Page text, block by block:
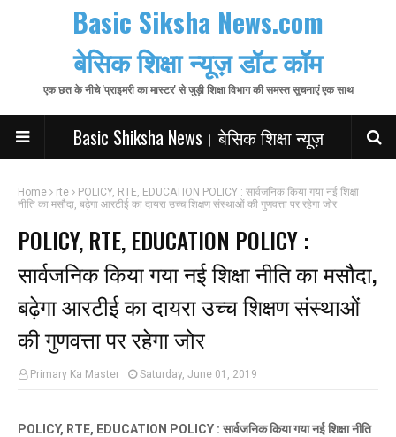
Basic Siksha News.com
बेसिक शिक्षा न्यूज़ डॉट कॉम
एक छत के नीचे 'प्राइमरी का मास्टर' से जुड़ी शिक्षा विभाग की समस्त सूचनाएं एक साथ
Basic Shiksha News। बेसिक शिक्षा न्यूज़
Home rte
POLICY, RTE, EDUCATION POLICY : सार्वजनिक किया गया नई शिक्षा
नीति का मसौदा, बढ़ेगा आरटीई का दायरा उच्च शिक्षण संस्थाओं की गुणवत्ता पर रहेगा जोर
POLICY, RTE, EDUCATION POLICY :
सार्वजनिक किया गया नई शिक्षा नीति का मसौदा,
बढ़ेगा आरटीई का दायरा उच्च शिक्षण संस्थाओं
की गुणवत्ता पर रहेगा जोर
Primary Ka Master Saturday, June 01, 2019
POLICY, RTE, EDUCATION POLICY : सार्वजनिक किया गया नई शिक्षा नीति